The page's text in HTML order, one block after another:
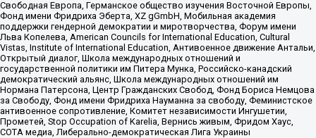
Свободная Европа, Германское общество изучения Восточной Европы,
Фонд имени Фридриха Эберта, XZ gGmbH, Мобильная академия
поддержки гендерной демократии и миротворчества, Форум имени
Льва Копелева, American Councils for International Education, Cultural
Vistas, Institute of International Education, Антивоенное движение Антальи,
Открытый диалог, Школа международных отношений и
государственной политики им Питера Мунка, Российско-канадский
демократический альянс, Школа международных отношений им
Нормана Патерсона, Центр Гражданских Свобод, Фонд Бориса Немцова
за Свободу, Фонд имени Фридриха Науманна за свободу, Феминистское
антивоенное сопротивление, Комитет независимости Ингушетии,
Прометей, Stop Occupation of Karelia, Вернись живым, Фридом Хаус,
СОТА медиа, Либерально-демократическая Лига Украины